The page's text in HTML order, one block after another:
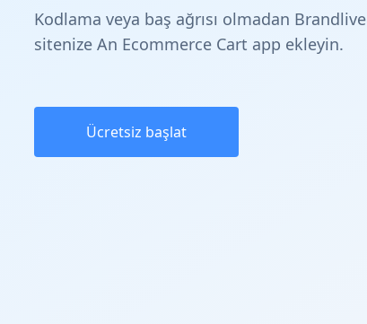
Kodlama veya baş ağrısı olmadan Brandlive
sitenize An Ecommerce Cart app ekleyin.
Ücretsiz başlat